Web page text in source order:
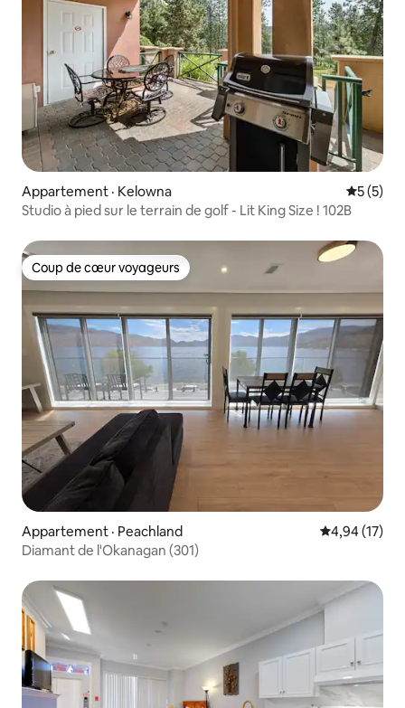
Appartement · Kelowna Note
5 (5)
Studio à pied sur le terrain de golf - Lit King Size ! 102B
Coup de cœur voyageurs
Coup de cœur voyageurs
Appartement · Peachland Note
4,94 (17)
Diamant de l'Okanagan (301)